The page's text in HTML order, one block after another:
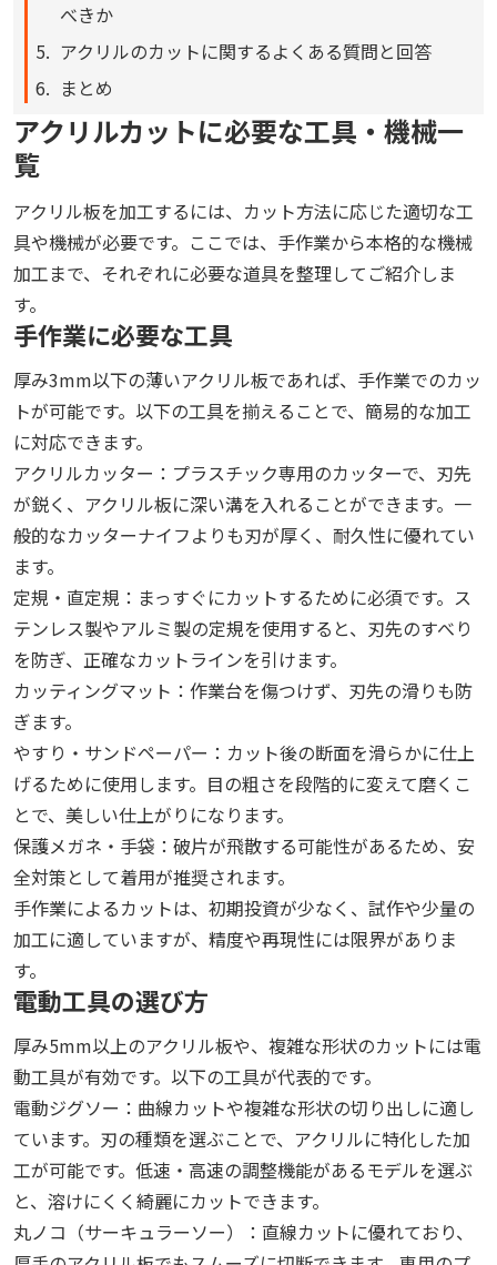
べきか
アクリルのカットに関するよくある質問と回答
まとめ
アクリルカットに必要な工具・機械一
覧
アクリル板を加工するには、カット方法に応じた適切な工
具や機械が必要です。ここでは、手作業から本格的な機械
加工まで、それぞれに必要な道具を整理してご紹介しま
す。
手作業に必要な工具
厚み3mm以下の薄いアクリル板であれば、手作業でのカッ
トが可能です。以下の工具を揃えることで、簡易的な加工
に対応できます。
アクリルカッター：プラスチック専用のカッターで、刃先
が鋭く、アクリル板に深い溝を入れることができます。一
般的なカッターナイフよりも刃が厚く、耐久性に優れてい
ます。
定規・直定規：まっすぐにカットするために必須です。ス
テンレス製やアルミ製の定規を使用すると、刃先のすべり
を防ぎ、正確なカットラインを引けます。
カッティングマット：作業台を傷つけず、刃先の滑りも防
ぎます。
やすり・サンドペーパー：カット後の断面を滑らかに仕上
げるために使用します。目の粗さを段階的に変えて磨くこ
とで、美しい仕上がりになります。
保護メガネ・手袋：破片が飛散する可能性があるため、安
全対策として着用が推奨されます。
手作業によるカットは、初期投資が少なく、試作や少量の
加工に適していますが、精度や再現性には限界がありま
す。
電動工具の選び方
厚み5mm以上のアクリル板や、複雑な形状のカットには電
動工具が有効です。以下の工具が代表的です。
電動ジグソー：曲線カットや複雑な形状の切り出しに適し
ています。刃の種類を選ぶことで、アクリルに特化した加
工が可能です。低速・高速の調整機能があるモデルを選ぶ
と、溶けにくく綺麗にカットできます。
丸ノコ（サーキュラーソー）：直線カットに優れており、